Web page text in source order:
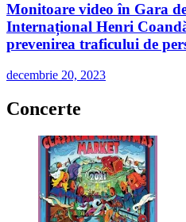
Monitoare video în Gara
Internațional Henri
prevenirea traficului de
decembrie 20, 2023
Concerte